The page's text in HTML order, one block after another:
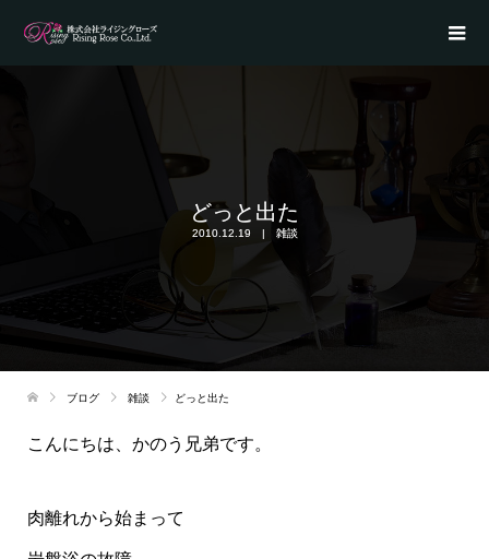
どっと出た
2010.12.19 雑談
ブログ 雑談 どっと出た
こんにちは、かのう兄弟です。
肉離れから始まって